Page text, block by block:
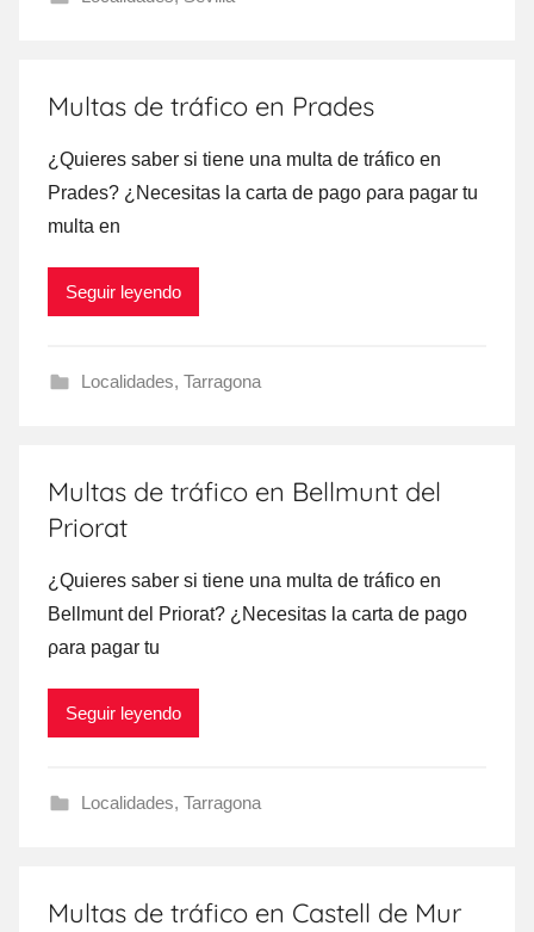
Multas de tráfico en Prades
¿Quieres saber ѕi tiene una multa dе tráfico en
Prades? ¿Necesitas la carta dе pago ρara pagar tu
multa en
Seguir leyendo
Localidades, Tarragona
Multas de tráfico en Bellmunt del
Priorat
¿Quieres saber ѕi tiene una multa dе tráfico en
Bellmunt del Priorat? ¿Necesitas la carta dе pago
ρara pagar tu
Seguir leyendo
Localidades, Tarragona
Multas de tráfico en Castell de Mur